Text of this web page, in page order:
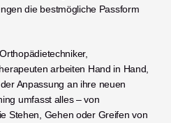
die bestmögliche Passform
arbeiten Hand in Hand,
Anpassung an ihre neuen
umfasst alles – von
Stehen, Gehen oder Greifen von